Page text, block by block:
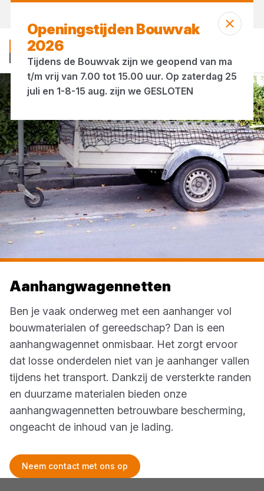
Aanhangwagennetten
Aanhangwagennetten
Ben je vaak onderweg met een aanhanger vol
bouwmaterialen of gereedschap? Dan is een
aanhangwagennet onmisbaar. Het zorgt ervoor
dat losse onderdelen niet van je aanhanger vallen
tijdens het transport. Dankzij de versterkte randen
en duurzame materialen bieden onze
aanhangwagennetten betrouwbare bescherming,
ongeacht de inhoud van je lading.
Neem contact met ons op
Openingstijden Bouwvak
2026
Tijdens de Bouwvak zijn we geopend van ma
t/m vrij van 7.00 tot 15.00 uur. Op zaterdag 25
juli en 1-8-15 aug. zijn we GESLOTEN